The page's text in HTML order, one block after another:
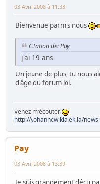
03 Avril 2008 à 11:33
Bienvenue parmis nous
Citation de: Pay
j'ai 19 ans
Un jeune de plus, tu nous
d'âge du forum lol.
Venez m'écouter
http://yohanncwikla.ek.la/
Pay
03 Avril 2008 à 13:39